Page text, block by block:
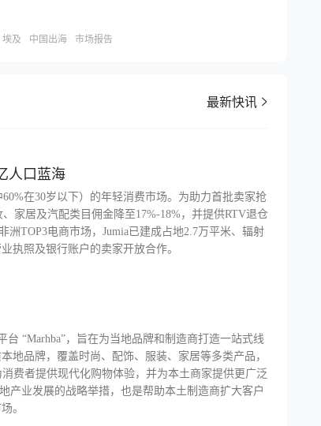
埃及 中国出海 市场报告
最新快讯
人口蓝海
在30岁以下）的年轻消费市场。为助力首批卖家抢
家居及汽配类目佣金降至17%-18%，并提供RTV退仓
TOP3电商市场，Jumia已建成占地2.7万平米、辐射
执照及银行账户的卖家开放合作。
“Marhba”，旨在为当地品牌和制造商打造一站式线
地品牌，覆盖时尚、配饰、服装、家居等多类产品，
费者提供现代化购物体验，并为本土商家提供更广泛
产业发展的战略举措，也是帮助本土制造商扩大客户
。